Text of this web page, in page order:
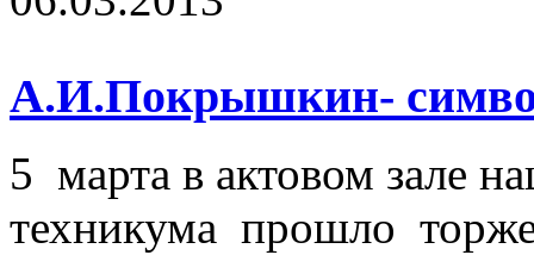
А.И.Покрышкин-
5 марта в актовом зале
техникума прошло